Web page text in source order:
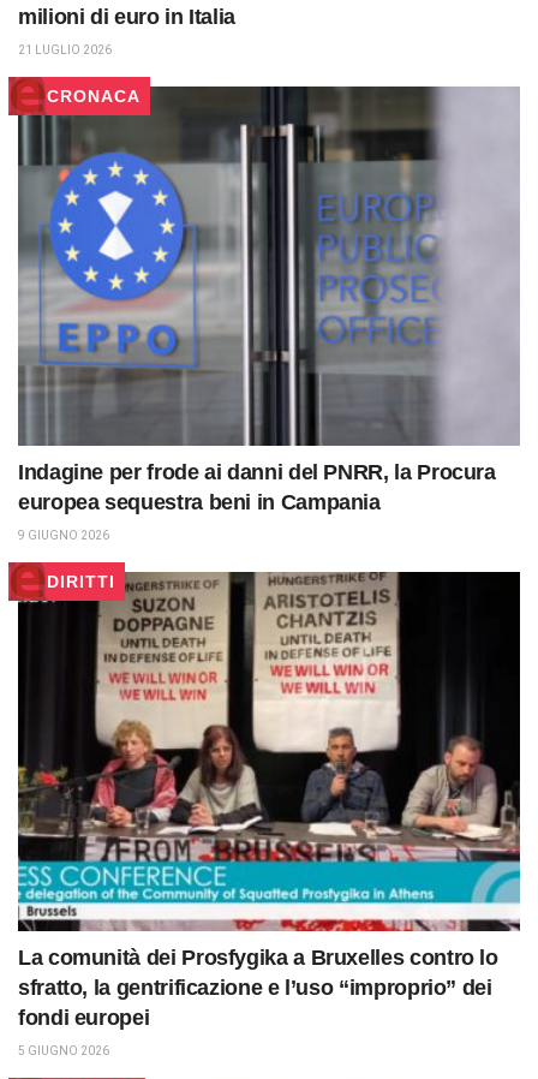
milioni di euro in Italia
21 LUGLIO 2026
CRONACA
Indagine per frode ai danni del PNRR, la Procura
europea sequestra beni in Campania
9 GIUGNO 2026
DIRITTI
La comunità dei Prosfygika a Bruxelles contro lo
sfratto, la gentrificazione e l’uso “improprio” dei
fondi europei
5 GIUGNO 2026